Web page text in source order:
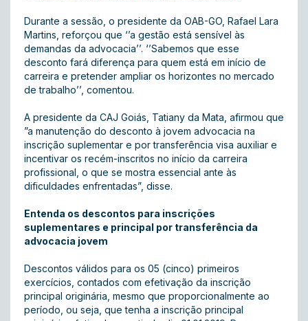
Durante a sessão, o presidente da OAB-GO, Rafael Lara
Martins, reforçou que ‘’a gestão está sensível às
demandas da advocacia’’. ‘’Sabemos que esse
desconto fará diferença para quem está em início de
carreira e pretender ampliar os horizontes no mercado
de trabalho’’, comentou.
A presidente da CAJ Goiás, Tatiany da Mata, afirmou que
”a manutenção do desconto à jovem advocacia na
inscrição suplementar e por transferência visa auxiliar e
incentivar os recém-inscritos no início da carreira
profissional, o que se mostra essencial ante às
dificuldades enfrentadas”, disse.
Entenda os descontos para inscrições
suplementares e principal por transferência da
advocacia jovem
Descontos válidos para os 05 (cinco) primeiros
exercícios, contados com efetivação da inscrição
principal originária, mesmo que proporcionalmente ao
período, ou seja, que tenha a inscrição principal